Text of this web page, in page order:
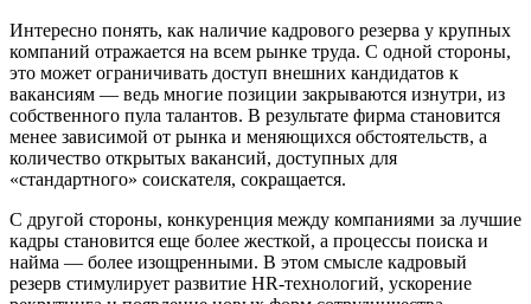
Интересно понять, как наличие кадрового резерва у крупных
компаний отражается на всем рынке труда. С одной стороны,
это может ограничивать доступ внешних кандидатов к
вакансиям — ведь многие позиции закрываются изнутри, из
собственного пула талантов. В результате фирма становится
менее зависимой от рынка и меняющихся обстоятельств, а
количество открытых вакансий, доступных для
«стандартного» соискателя, сокращается.
С другой стороны, конкуренция между компаниями за лучшие
кадры становится еще более жесткой, а процессы поиска и
найма — более изощренными. В этом смысле кадровый
резерв стимулирует развитие HR-технологий, ускорение